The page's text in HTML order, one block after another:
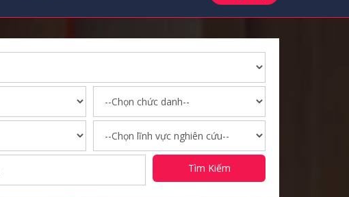
Tìm Kiếm